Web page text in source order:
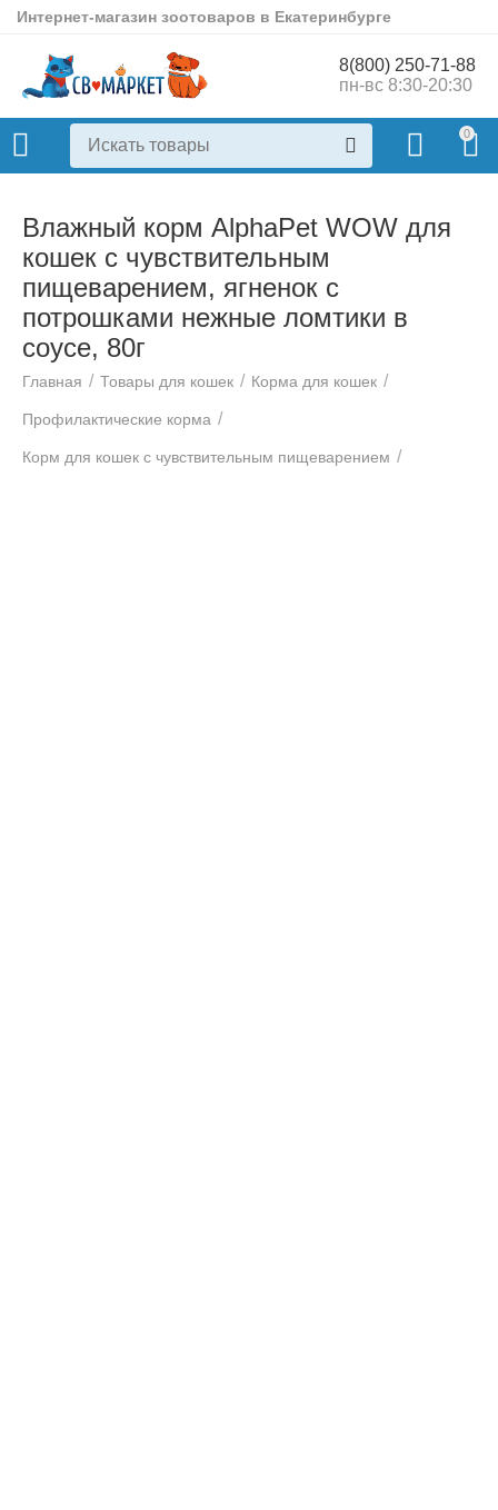
Интернет-магазин зоотоваров в Екатеринбурге
8(800) 250-71-88
пн-вс 8:30-20:30
0
Влажный корм AlphaPet WOW для
кошек с чувствительным
пищеварением, ягненок с
потрошками нежные ломтики в
соусе, 80г
Главная / Товары для кошек / Корма для кошек /
Профилактические корма /
Корм для кошек с чувствительным пищеварением /